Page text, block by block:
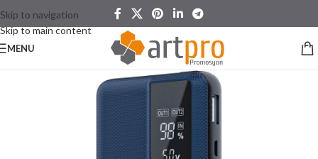
Skip to navigation
Skip to main content
MENU